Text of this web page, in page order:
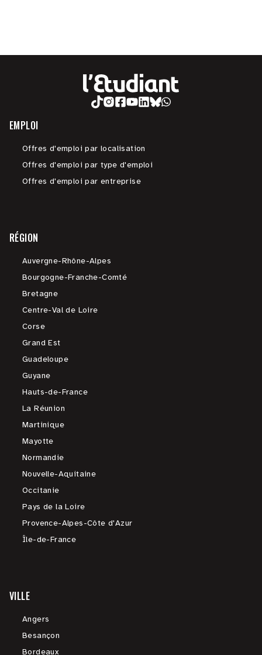
EMPLOI
Offres d'emploi par localisation
Offres d'emploi par type d'emploi
Offres d'emploi par entreprise
RÉGION
Auvergne-Rhône-Alpes
Bourgogne-Franche-Comté
Bretagne
Centre-Val de Loire
Corse
Grand Est
Guadeloupe
Guyane
Hauts-de-France
La Réunion
Martinique
Mayotte
Normandie
Nouvelle-Aquitaine
Occitanie
Pays de la Loire
Provence-Alpes-Côte d'Azur
Île-de-France
VILLE
Angers
Besançon
Bordeaux